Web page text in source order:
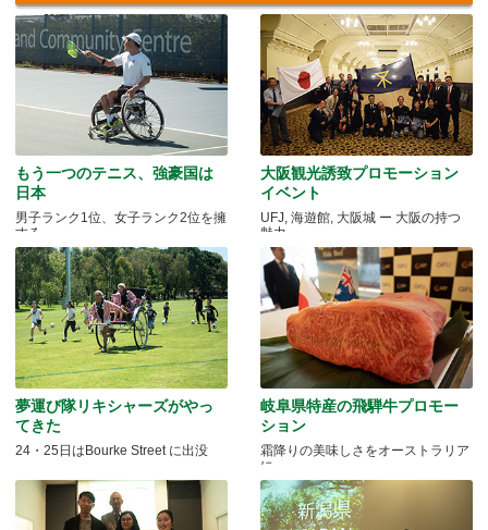
もう一つのテニス、強豪国は
日本
男子ランク1位、女子ランク2位を擁
する
大阪観光誘致プロモーション
イベント
UFJ, 海遊館, 大阪城 ー 大阪の持つ
魅力
夢運び隊リキシャーズがやっ
てきた
24・25日はBourke Street に出没
岐阜県特産の飛騨牛プロモー
ション
霜降りの美味しさをオーストラリア
に